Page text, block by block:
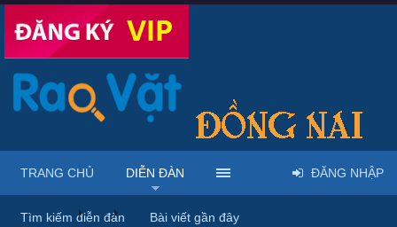
Diễn đàn ... Rao vặt tổng hợp - Uy tín - Miễn phí
TRANG CHỦ DIỄN ĐÀN
Tìm kiếm diễn đàn Bài viết gần đây
ĐĂNG NHẬP